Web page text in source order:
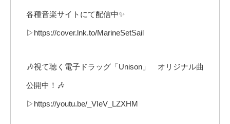
各種音楽サイトにて配信中✨
▷https://cover.lnk.to/MarineSetSail
🎶視て聴く電子ドラッグ「Unison」 オリジナル曲
公開中！🎶
▷https://youtu.be/_VIeV_LZXHM